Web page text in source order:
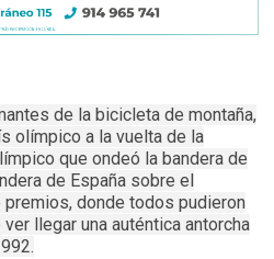
de la bicicleta de montaña,
olímpico a la vuelta de la
que ondeó la bandera de
de España sobre el
donde todos pudieron
llegar una auténtica antorcha